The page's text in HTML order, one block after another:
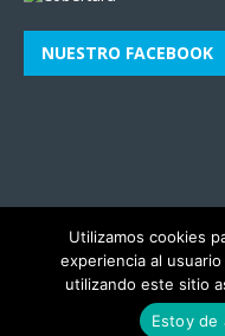
NUESTRO FACEBOOK
Utilizamos cookies
experiencia al
utilizando este sitio
Estoy de